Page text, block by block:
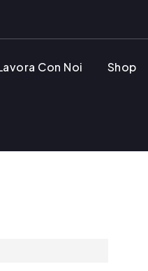
Con Noi Shop